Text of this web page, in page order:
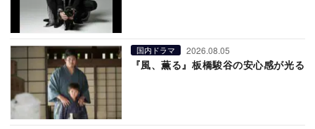
国内ドラマ 2026.08.05
『風、薫る』板橋駿谷の安心感が光る